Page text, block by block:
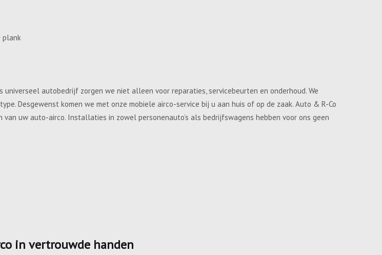
plank
autobedrijf zorgen we niet alleen voor reparaties, servicebeurten en onderhoud. We
Desgewenst komen we met onze mobiele airco-service bij u aan huis of op de zaak. Auto & R-Co
uw auto-airco. Installaties in zowel personenauto’s als bedrijfswagens hebben voor ons geen
in vertrouwde handen